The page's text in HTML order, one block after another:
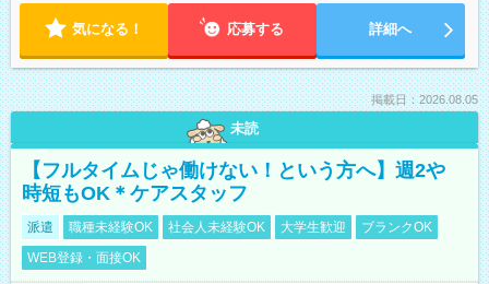
気になる！ 応募する 詳細へ
掲載日：2026.08.05
未読
【フルタイムじゃ働けない！という方へ】週2や
時短もOK＊ケアスタッフ
派遣 職種未経験OK 社会人未経験OK 大学生歓迎
ブランクOK
WEB登録・面接OK